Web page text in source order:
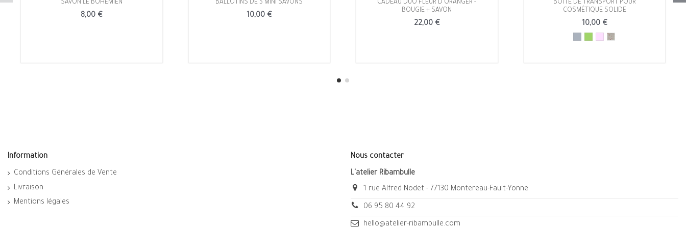
SAVON LE BOHÉMIEN
8,00 €
BALLOTINS DE 5 MINI SAVONS
10,00 €
CADEAU DUO FLEUR D'ORANGER -
BOUGIE + SAVON
22,00 €
BOÎTE DE TRANSPORT POUR
COSMÉTIQUE SOLIDE
10,00 €
Information
Conditions Générales de Vente
Livraison
Mentions légales
Nous contacter
L'atelier Ribambulle
1 rue Alfred Nodet - 77130 Montereau-Fault-Yonne
06 95 80 44 92
hello@atelier-ribambulle.com